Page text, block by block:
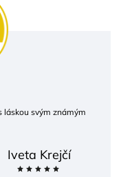
láskou svým známým
Iveta Krejčí